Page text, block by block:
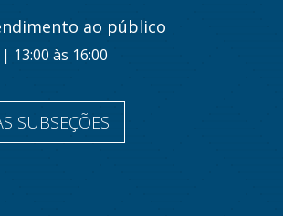
ao público
13:00 às 16:00
SUBSEÇÕES